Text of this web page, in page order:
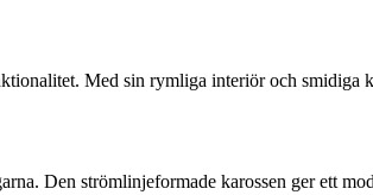
Med sin rymliga interiör och smidiga
Den strömlinjeformade karossen ger ett